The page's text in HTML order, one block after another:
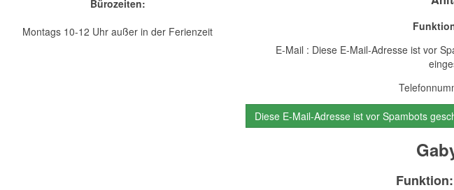
E-Mail : Diese E-Mail-Adresse ist vor
Diese E-Mail-Adresse ist vor Spambots
Bürozeiten:
Montags 10-12 Uhr außer in der Ferienzeit